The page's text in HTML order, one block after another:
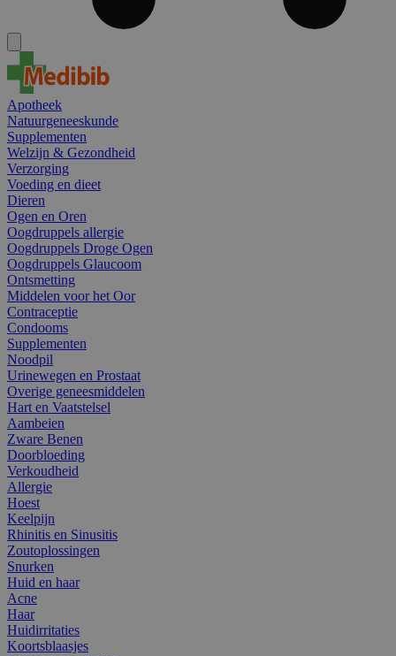
Apotheek
Natuurgeneeskunde
Supplementen
Welzijn & Gezondheid
Verzorging
Voeding en dieet
Dieren
Ogen en Oren
Oogdruppels allergie
Oogdruppels Droge Ogen
Oogdruppels Glaucoom
Ontsmetting
Middelen voor het Oor
Contraceptie
Condooms
Supplementen
Noodpil
Urinewegen en Prostaat
Overige geneesmiddelen
Hart en Vaatstelsel
Aambeien
Zware Benen
Doorbloeding
Verkoudheid
Allergie
Hoest
Keelpijn
Rhinitis en Sinusitis
Zoutoplossingen
Snurken
Huid en haar
Acne
Haar
Huidirritaties
Koortsblaasjes